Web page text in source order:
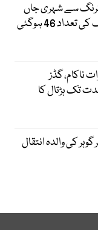
سے شہری جاں
46 ہوگئی
ناکام، گڈز
تک ہڑتال کا
کی والدہ انتقال